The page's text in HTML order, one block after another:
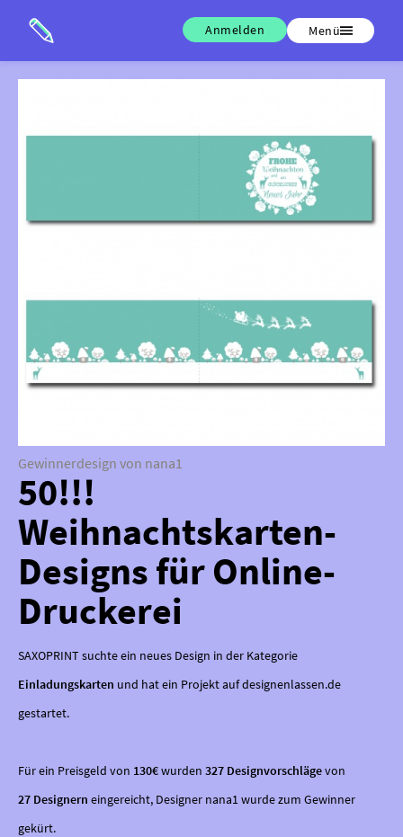
Anmelden Menü
Gewinnerdesign von nana1
50!!!
Weihnachtskarten-
Designs für Online-
Druckerei
SAXOPRINT suchte ein neues Design in der Kategorie
Einladungskarten und hat ein Projekt auf designenlassen.de
gestartet.
Für ein Preisgeld von 130€wurden 327 Designvorschlägevon
27 Designern eingereicht, Designer nana1 wurde zum Gewinner
gekürt.